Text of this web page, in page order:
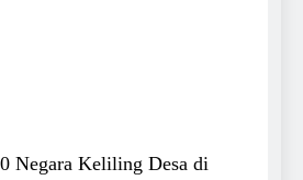
Negara Keliling Desa di